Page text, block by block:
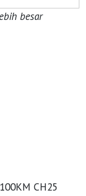
besar
CH25